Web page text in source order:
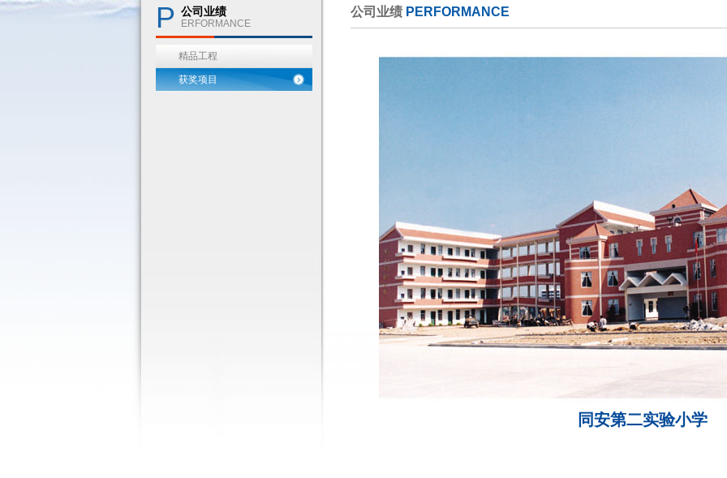
P 公司业绩
ERFORMANCE
精品工程
获奖项目
公司业绩 PERFORMANCE
同安第二实验小学